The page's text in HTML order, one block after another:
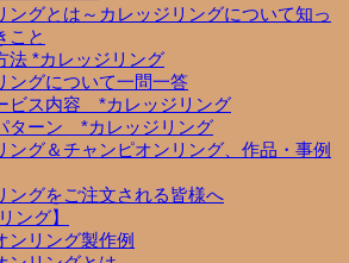
ングとは～カレッジリングについて知っ
こと
法 *カレッジリング
ングについて一問一答
ビス内容 *カレッジリング
ターン *カレッジリング
ング＆チャンピオンリング、作品・事例
ングをご注文される皆様へ
ング】
ンリング製作例